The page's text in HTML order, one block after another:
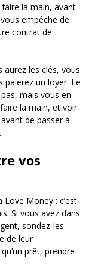
la main, avant
empêche de
contrat de
les clés, vous
paierez un loyer. Le
mais vous en
la main, et voir
de passer à
vos
Love Money : c’est
Si vous avez dans
sondez-les
de leur
prêt, prendre